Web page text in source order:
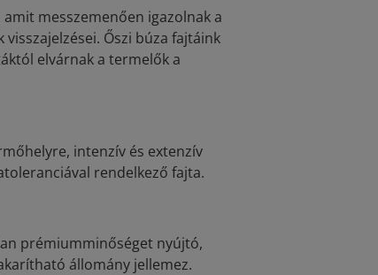
messzemenően igazolnak a
Őszi búza fajtáink
elvárnak a termelők a
intenzív és extenzív
rendelkező fajta.
prémiumminőséget nyújtó,
állomány jellemez.